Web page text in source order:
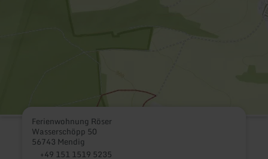
Ferienwohnung Röser
Wasserschöpp 50
56743 Mendig
+49 151 1519 5235